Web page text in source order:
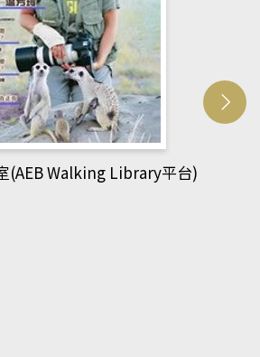
網管人(kono平台)